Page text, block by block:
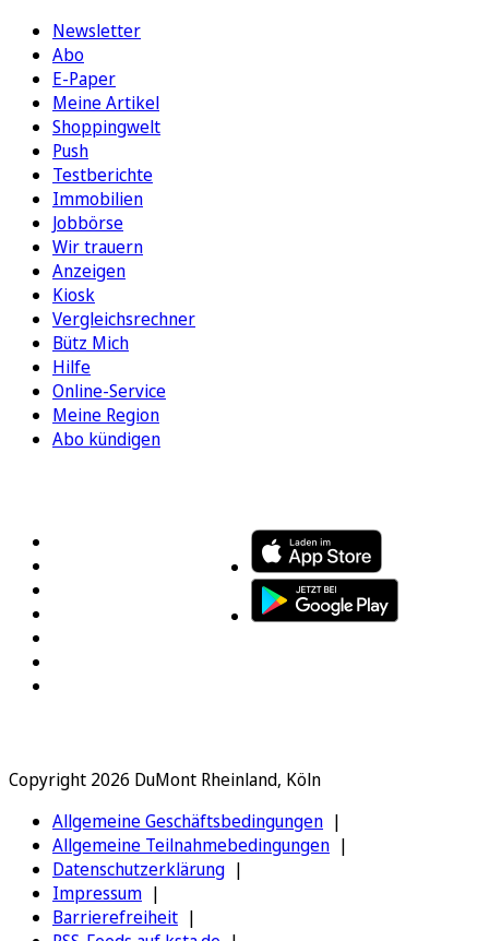
Newsletter
Abo
E-Paper
Meine Artikel
Shoppingwelt
Push
Testberichte
Immobilien
Jobbörse
Wir trauern
Anzeigen
Kiosk
Vergleichsrechner
Bütz Mich
Hilfe
Online-Service
Meine Region
Abo kündigen
Copyright 2026 DuMont Rheinland, Köln
Allgemeine Geschäftsbedingungen
Allgemeine Teilnahmebedingungen
Datenschutzerklärung
Impressum
Barrierefreiheit